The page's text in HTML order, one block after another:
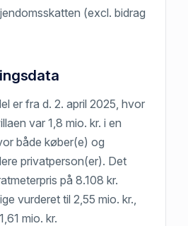
(excl. bidrag
er fra d. 2. april 2025, hvor
var 1,8 mio. kr. i en
både køber(e) og
privatperson(er). Det
på 8.108 kr.
vurderet til 2,55 mio. kr.,
mio. kr.